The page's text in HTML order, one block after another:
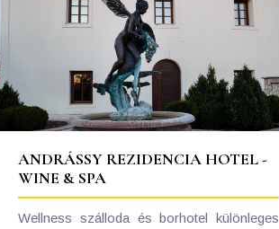
ANDRÁSSY REZIDENCIA HOTEL -
WINE & SPA
Wellness szálloda és borhotel különleges